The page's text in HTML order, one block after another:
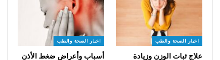
اخبار الصحة والطب
علاج ثبات الوزن وزيادة
اخبار الصحة والطب
أسباب وأعراض ضغط الأذن